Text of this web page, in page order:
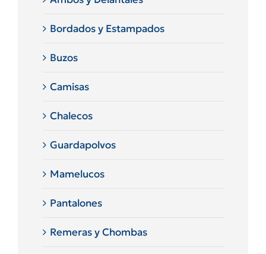
Bordados y Estampados
Buzos
Camisas
Chalecos
Guardapolvos
Mamelucos
Pantalones
Remeras y Chombas